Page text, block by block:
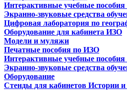
Интерактивные учебные пособия
Экранно-звуковые средства
Цифровая лаборатория по
Оборудование для кабинета ИЗО
Модели и муляжи
Печатные пособия по ИЗО
Интерактивные учебные
Экранно-звуковые средства
Оборудование
Стенды для кабинетов Истории